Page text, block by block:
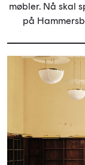
møbler. Nå skal
på